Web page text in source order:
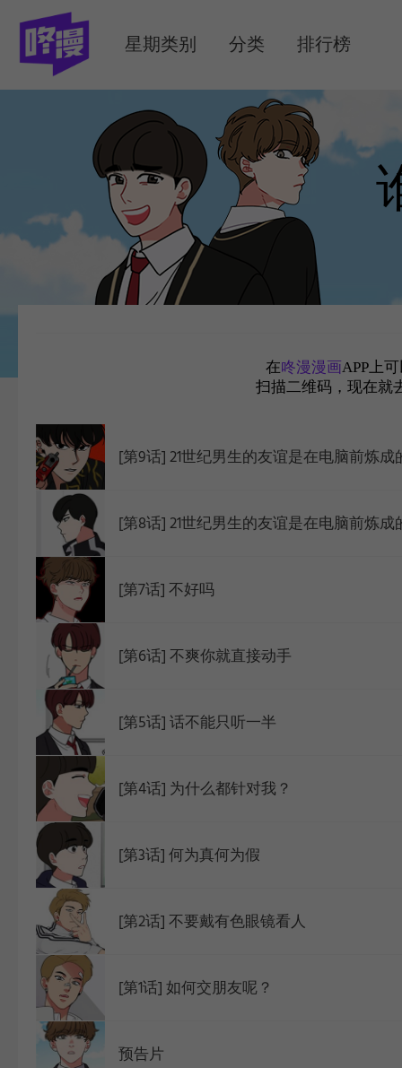
WEBTOON
星期类别 分类 排行榜
在咚漫漫画APP上
扫描二维码，现在就
[第9话] 21世纪男生的友谊是在电脑前炼成
[第8话] 21世纪男生的友谊是在电脑前炼成
[第7话] 不好吗
[第6话] 不爽你就直接动手
[第5话] 话不能只听一半
[第4话] 为什么都针对我？
[第3话] 何为真何为假
[第2话] 不要戴有色眼镜看人
[第1话] 如何交朋友呢？
预告片